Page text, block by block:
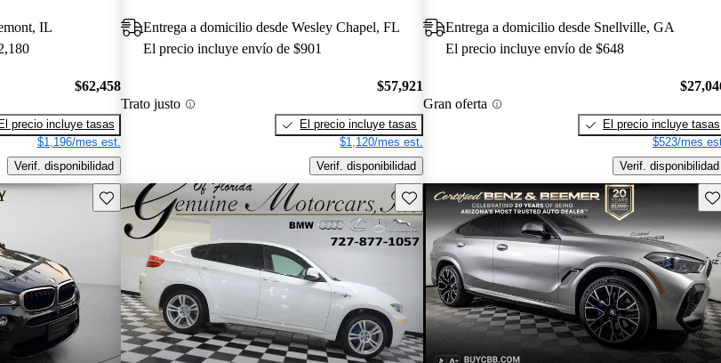
IL
$62,458
El precio incluye tasas
$1,196/mes est.
Verif. disponibilidad
Entrega a domicilio desde Wesley Chapel, FL
El precio incluye envío de $901
Trato justo
$57,921
El precio incluye tasas
$1,120/mes est.
Verif. disponibilidad
Entrega a domicilio desde Snellville, GA
El precio incluye envío de $648
Gran oferta
El precio incluye tasas
$523/mes
Verif. disponibilidad
Guarda este Aviso Guarda este Aviso